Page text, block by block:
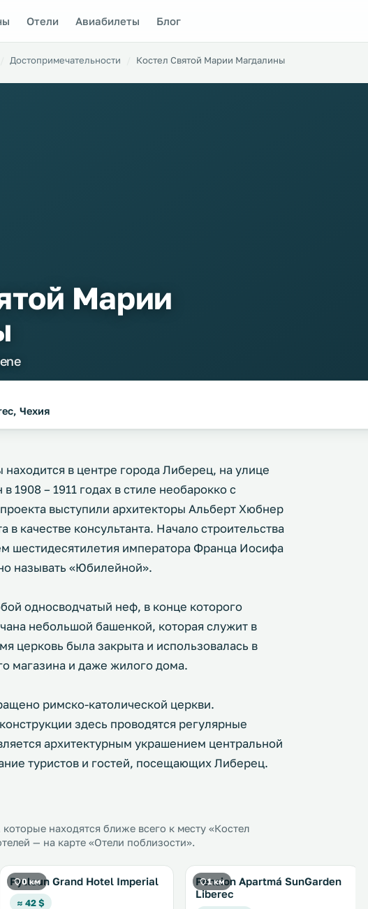
Отели Авиабилеты Блог
Достопримечательности Костел Святой Марии Магдалины
Марии
Чехия
в центре города Либерец, на улице
– 1911 годах в стиле необарокко с
выступили архитекторы Альберт Хюбнер
качестве консультанта. Начало строительства
шестидесятилетия императора Франца Иосифа
называть «Юбилейной».
односводчатый неф, в конце которого
небольшой башенкой, которая служит в
церковь была закрыта и использовалась в
магазина и даже жилого дома.
римско-католической церкви.
здесь проводятся регулярные
архитектурным украшением центральной
туристов и гостей, посещающих Либерец.
находятся ближе всего к месту «Костел
— на карте «Отели поблизости».
0 км
Pytloun Grand Hotel Imperial
≈ 42 $
1 км
Pension Apartmá SunGarden
Liberec